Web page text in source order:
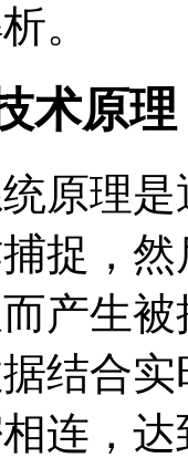
。
术原理
原理
捉，
产生
结合
连，